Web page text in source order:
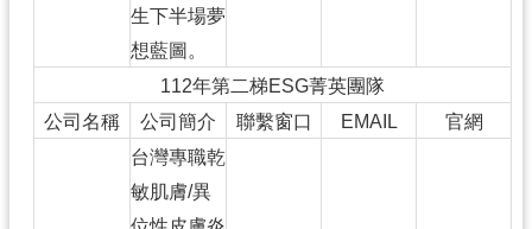
生下半場夢
想藍圖。
112年第二梯ESG菁英團隊
公司名稱
公司簡介 聯繫窗口 EMAIL 官網
台灣專職乾
敏肌膚/異